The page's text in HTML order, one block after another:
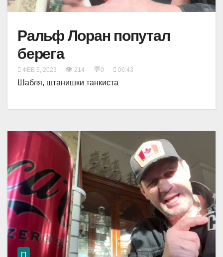
Ральф Лоран попутал
берега
ФЕВ 5, 2023 👁 214 💬0 06:43
Шабля, штанишки танкиста